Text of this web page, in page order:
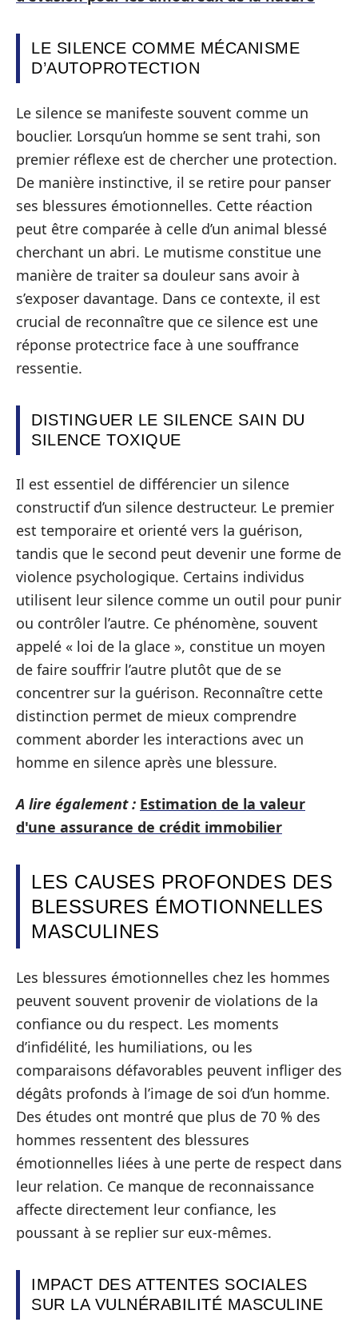
LE SILENCE COMME MÉCANISME
D’AUTOPROTECTION
Le silence se manifeste souvent comme un
bouclier. Lorsqu’un homme se sent trahi, son
premier réflexe est de chercher une protection.
De manière instinctive, il se retire pour panser
ses blessures émotionnelles. Cette réaction
peut être comparée à celle d’un animal blessé
cherchant un abri. Le mutisme constitue une
manière de traiter sa douleur sans avoir à
s’exposer davantage. Dans ce contexte, il est
crucial de reconnaître que ce silence est une
réponse protectrice face à une souffrance
ressentie.
DISTINGUER LE SILENCE SAIN DU
SILENCE TOXIQUE
Il est essentiel de différencier un silence
constructif d’un silence destructeur. Le premier
est temporaire et orienté vers la guérison,
tandis que le second peut devenir une forme de
violence psychologique. Certains individus
utilisent leur silence comme un outil pour punir
ou contrôler l’autre. Ce phénomène, souvent
appelé « loi de la glace », constitue un moyen
de faire souffrir l’autre plutôt que de se
concentrer sur la guérison. Reconnaître cette
distinction permet de mieux comprendre
comment aborder les interactions avec un
homme en silence après une blessure.
A lire également : Estimation de la valeur
d'une assurance de crédit immobilier
LES CAUSES PROFONDES DES
BLESSURES ÉMOTIONNELLES
MASCULINES
Les blessures émotionnelles chez les hommes
peuvent souvent provenir de violations de la
confiance ou du respect. Les moments
d’infidélité, les humiliations, ou les
comparaisons défavorables peuvent infliger des
dégâts profonds à l’image de soi d’un homme.
Des études ont montré que plus de 70 % des
hommes ressentent des blessures
émotionnelles liées à une perte de respect dans
leur relation. Ce manque de reconnaissance
affecte directement leur confiance, les
poussant à se replier sur eux-mêmes.
IMPACT DES ATTENTES SOCIALES
SUR LA VULNÉRABILITÉ MASCULINE